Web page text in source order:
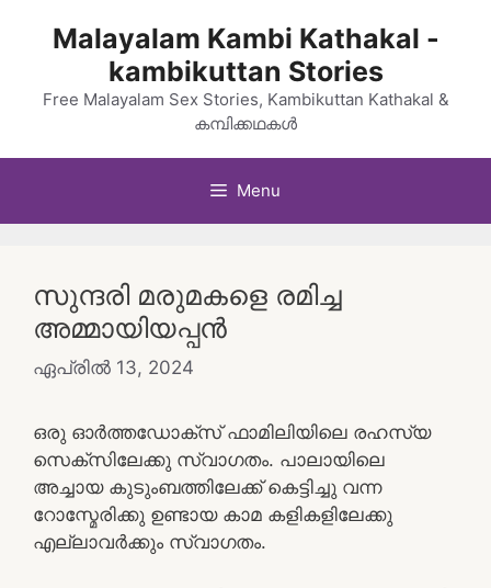
Malayalam Kambi Kathakal -
kambikuttan Stories
Free Malayalam Sex Stories, Kambikuttan Kathakal &
കമ്പിക്കഥകൾ
Menu
സുന്ദരി മരുമകളെ രമിച്ച
അമ്മായിയപ്പൻ
ഏപ്രിൽ 13, 2024
ഒരു ഓർത്തഡോക്സ് ഫാമിലിയിലെ രഹസ്യ
സെക്സിലേക്കു സ്വാഗതം. പാലായിലെ
അച്ചായ കുടുംബത്തിലേക്ക് കെട്ടിച്ചു വന്ന
റോസ്മേരിക്കു ഉണ്ടായ കാമ കളികളിലേക്കു
എല്ലാവർക്കും സ്വാഗതം.